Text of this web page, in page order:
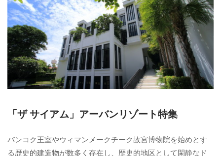
ー
「ザ サイアム」アーバンリゾート特集
バンコク王室やウィマンメークチーク故宮博物院を始めとす
る歴史的建造物が数多く存在し、歴史的地区として閑静なド